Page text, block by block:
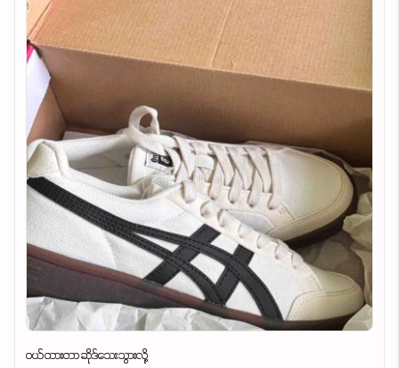
ဝယ်ထားတာဆိုဒ်သေးသွားလို့